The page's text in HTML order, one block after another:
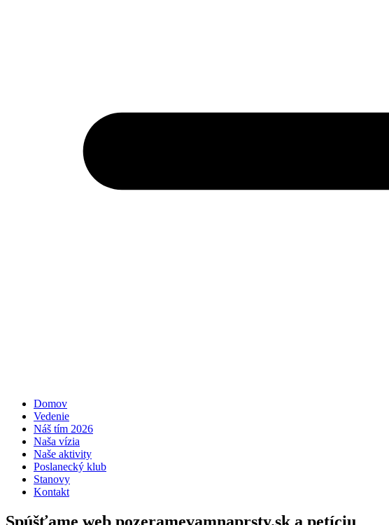
Domov
Vedenie
Náš tím 2026
Naša vízia
Naše aktivity
Poslanecký klub
Stanovy
Kontakt